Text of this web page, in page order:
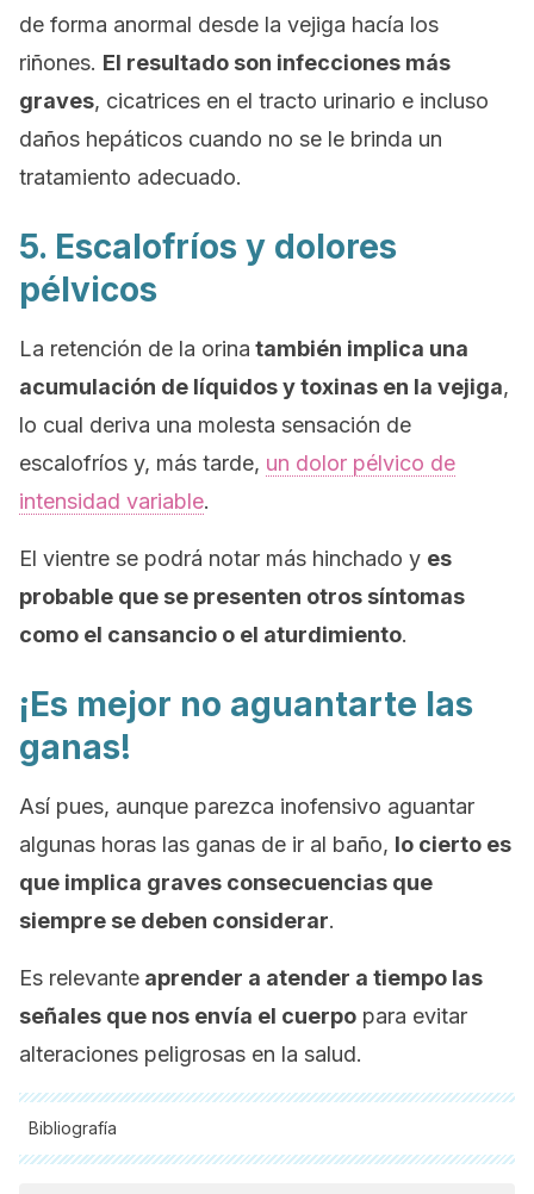
de forma anormal desde la vejiga hacía los
riñones. El resultado son infecciones más
graves, cicatrices en el tracto urinario e incluso
daños hepáticos cuando no se le brinda un
tratamiento adecuado.
5. Escalofríos y dolores
pélvicos
La retención de la orina también implica una
acumulación de líquidos y toxinas en la vejiga,
lo cual deriva una molesta sensación de
escalofríos y, más tarde, un dolor pélvico de
intensidad variable.
El vientre se podrá notar más hinchado y es
probable que se presenten otros síntomas
como el cansancio o el aturdimiento.
¡Es mejor no aguantarte las
ganas!
Así pues, aunque parezca inofensivo aguantar
algunas horas las ganas de ir al baño, lo cierto es
que implica graves consecuencias que
siempre se deben considerar.
Es relevante aprender a atender a tiempo las
señales que nos envía el cuerpo para evitar
alteraciones peligrosas en la salud.
Bibliografía
Todas las fuentes citadas fueron revisadas a profundidad por